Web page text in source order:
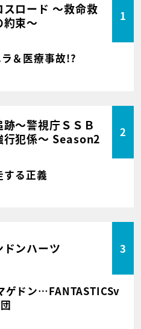
スロード ～救命救
約束～
1
＆医療事故!?
跡～警視庁ＳＳＢ
行犯係～ Season2
2
る正義
ドンハーツ 3
ゲドン…FANTASTICSv